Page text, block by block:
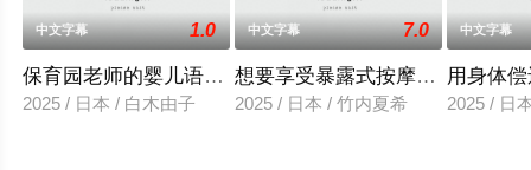
中文字幕 1.0
保育园老师的婴儿语让人超兴奋
2025 / 日本 / 白木由子
中文字幕 7.0
想要享受暴露式按摩的已婚女子
2025 / 日本 / 竹内夏希
中文字幕
用身体
2025 / 日